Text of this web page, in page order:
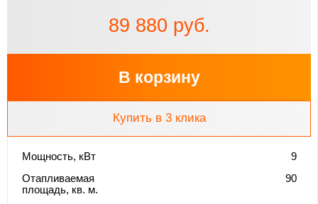
89 880 руб.
В корзину
Купить в 3 клика
Мощность, кВт
9
Отапливаемая
площадь, кв. м.
90